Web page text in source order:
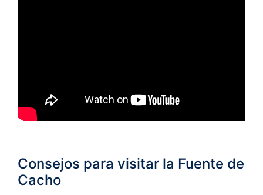
Consejos para visitar la Fuente de
Cacho